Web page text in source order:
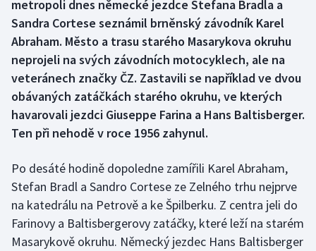
Curling
Dostihy
Florbal
Futsal
Golf
Gymnastika
Házená
Jezdectví
metropoli dnes německé jezdce Stefana Bradla a
Sandra Cortese seznámil brněnský závodník Karel
Abraham. Město a trasu starého Masarykova okruhu
neprojeli na svých závodních motocyklech, ale na
veteránech značky ČZ. Zastavili se například ve dvou
obávaných zatáčkách starého okruhu, ve kterých
havarovali jezdci Giuseppe Farina a Hans Baltisberger.
Ten při nehodě v roce 1956 zahynul.
Po desáté hodině dopoledne zamířili Karel Abraham,
Stefan Bradl a Sandro Cortese ze Zelného trhu nejprve
na katedrálu na Petrově a ke Špilberku. Z centra jeli do
Farinovy a Baltisbergerovy zatáčky, které leží na starém
Masarykově okruhu. Německý jezdec Hans Baltisberger